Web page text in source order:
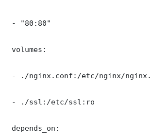
- "80:80"
volumes:
- ./nginx.conf:/etc/nginx/
- ./ssl:/etc/ssl:ro
depends_on: